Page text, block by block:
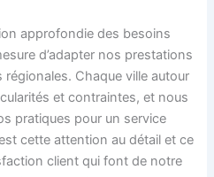
approfondie des besoins
d’adapter nos prestations
Chaque ville autour
et contraintes, et nous
pratiques pour un service
cette attention au détail et ce
client qui font de notre